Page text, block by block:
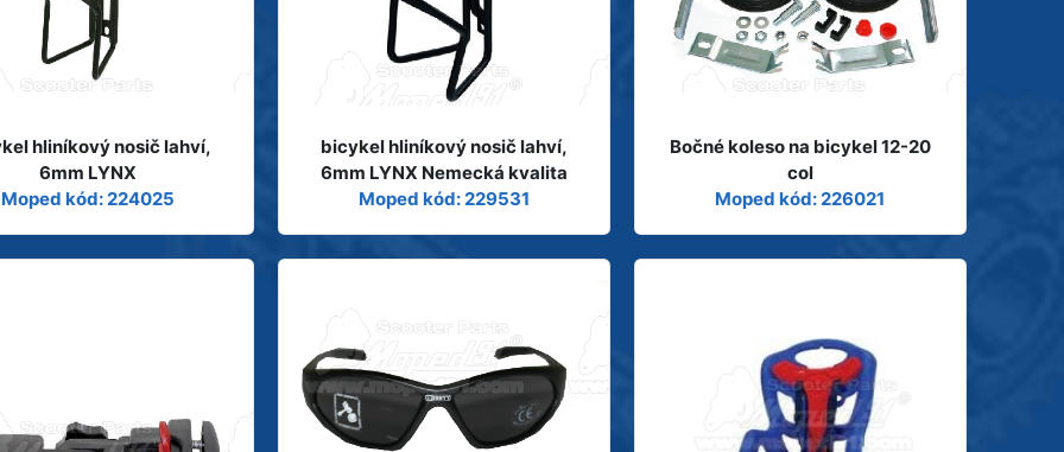
hliníkový nosič lahví,
6mm LYNX
Moped kód: 224025
bicykel hliníkový nosič lahví,
6mm LYNX Nemecká kvalita
Moped kód: 229531
Bočné koleso na bicykel 12-20
col
Moped kód: 226021